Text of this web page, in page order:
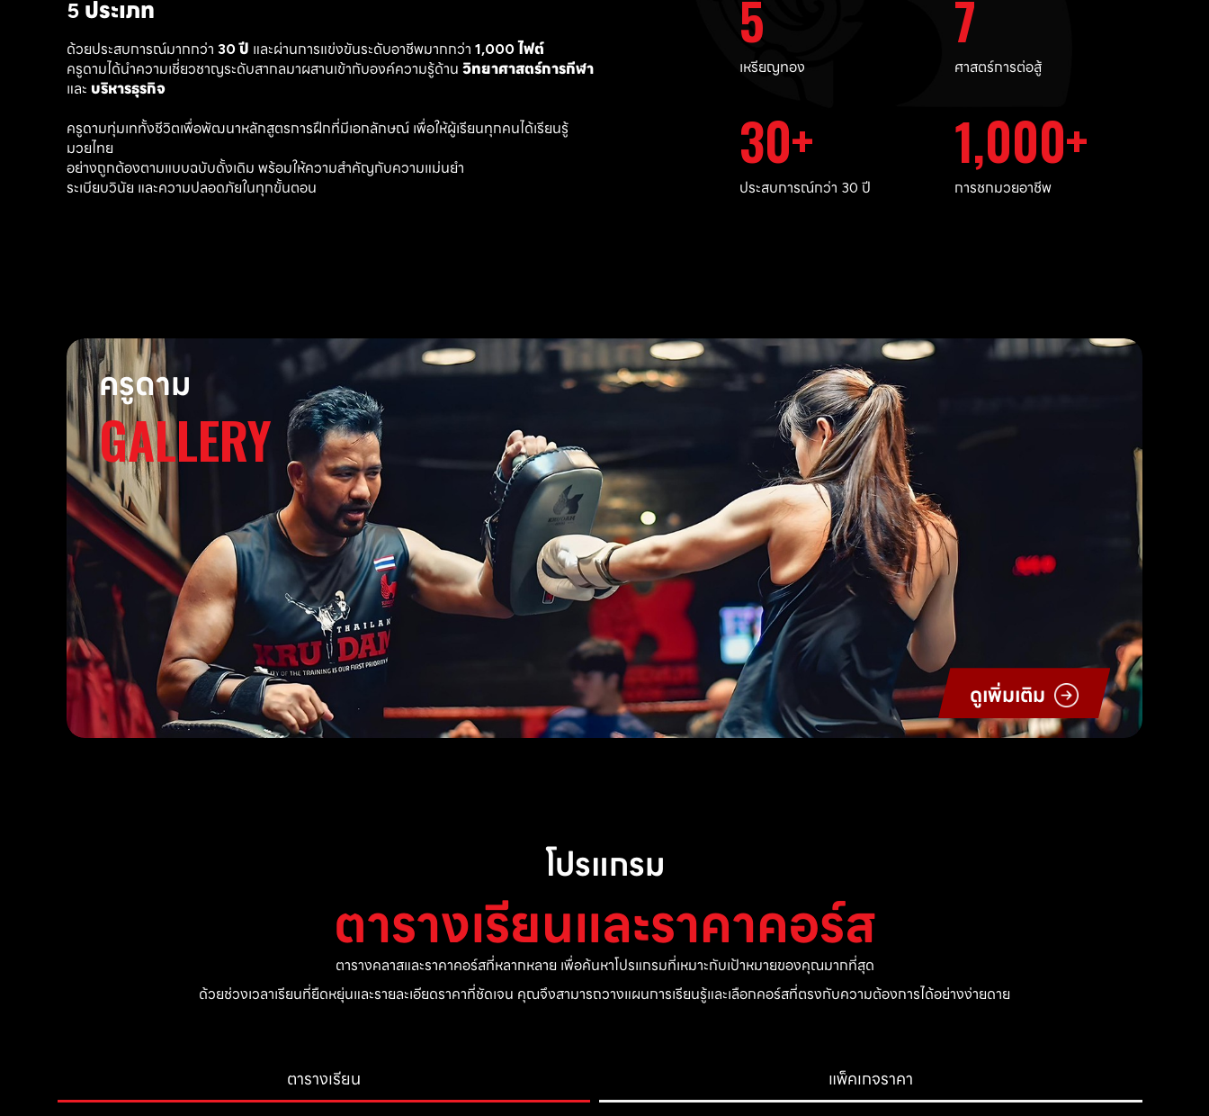
5 ประเภท
ด้วยประสบการณ์มากกว่า 30 ปี และผ่านการแข่งขันระดับอาชีพมากกว่า 1,000 ไฟต์
ครูดามได้นำความเชี่ยวชาญระดับสากลมาผสานเข้ากับองค์ความรู้ด้าน วิทยาศาสตร์การกีฬา
และ บริหารธุรกิจ
ครูดามทุ่มเททั้งชีวิตเพื่อพัฒนาหลักสูตรการฝึกที่มีเอกลักษณ์ เพื่อให้ผู้เรียนทุกคนได้เรียนรู้
มวยไทย
อย่างถูกต้องตามแบบฉบับดั้งเดิม พร้อมให้ความสำคัญกับความแม่นยำ
ระเบียบวินัย และความปลอดภัยในทุกขั้นตอน
5
เหรียญทอง
7
ศาสตร์การต่อสู้
30
ประสบการณ์กว่า 30 ปี
1,000
การชกมวยอาชีพ
ครูดาม
GALLERY
ดูเพิ่มเติม
โปรแกรม
ตารางเรียนและราคาคอร์ส
ตารางคลาสและราคาคอร์สที่หลากหลาย เพื่อค้นหาโปรแกรมที่เหมาะกับเป้าหมายของคุณมากที่สุด
ด้วยช่วงเวลาเรียนที่ยืดหยุ่นและรายละเอียดราคาที่ชัดเจน คุณจึงสามารถวางแผนการเรียนรู้และเลือกคอร์สที่ตรงกับความต้องการได้อย่างง่ายดาย
ตารางเรียน แพ็คเกจราคา